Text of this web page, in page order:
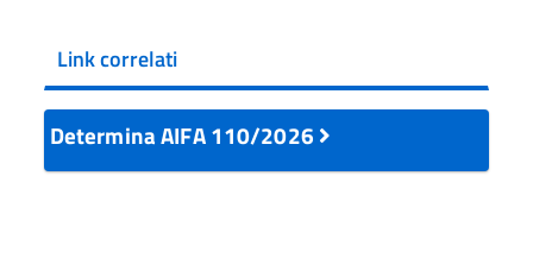
Link correlati
Determina AIFA 110/2026